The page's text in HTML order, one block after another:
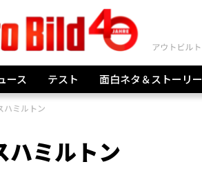
ース テスト 面白ネタ＆ストーリー
ハミルトン
ハミルトン